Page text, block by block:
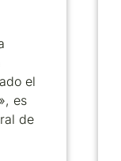
el
es
de